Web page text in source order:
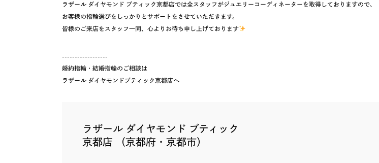
ラザール ダイヤモンド ブティック京都店では全スタッフがジュエリーコーディネーターを取得しておりますので、
お客様の指輪選びをしっかりとサポートをさせていただきます。
皆様のご来店をスタッフ一同、心よりお待ち申し上げております
------------------
婚約指輪・結婚指輪のご相談は
ラザール ダイヤモンドブティック京都店へ
ラザール ダイヤモンド ブティック
京都店 （京都府・京都市）